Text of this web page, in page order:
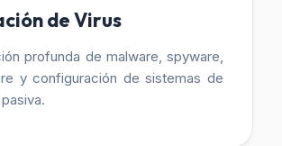
de Virus
profunda de malware, spyware,
y configuración de sistemas de